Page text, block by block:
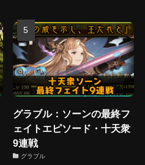
グラブル：ソーンの最終フ
ェイトエピソード・十天衆
9連戦
グラブル